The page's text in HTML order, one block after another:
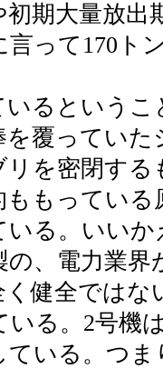
初期大量放
言って170ト
るというこ
を覆ってい
リを密閉す
ももっている
いる。いい
の、電力業
健全ではな
いる。2号機
ている。つ